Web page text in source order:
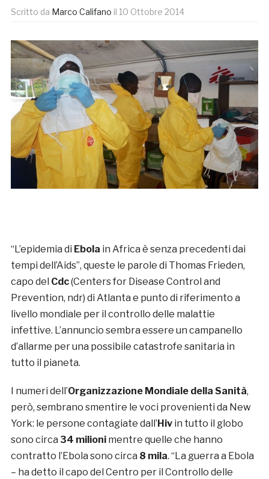
Scritto da Marco Califano il 10 Ottobre 2014
“L’epidemia di Ebola in Africa è senza precedenti dai
tempi dell’Aids”, queste le parole di Thomas Frieden,
capo del Cdc(Centers for Disease Control and
Prevention, ndr) di Atlanta e punto di riferimento a
livello mondiale per il controllo delle malattie
infettive. L’annuncio sembra essere un campanello
d’allarme per una possibile catastrofe sanitaria in
tutto il pianeta.
I numeri dell’Organizzazione Mondiale della Sanità,
però, sembrano smentire le voci provenienti da New
York: le persone contagiate dall’ Hivin tutto il globo
sono circa 34 milionimentre quelle che hanno
contratto l’Ebola sono circa 8 mila. “La guerra a Ebola
– ha detto il capo del Centro per il Controllo delle